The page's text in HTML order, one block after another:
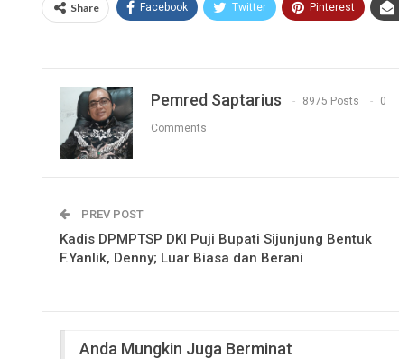
Share Facebook Twitter Pinterest
Pemred Saptarius 8975 Posts 0
Comments
PREV POST
Kadis DPMPTSP DKI Puji Bupati Sijunjung Bentuk
F.Yanlik, Denny; Luar Biasa dan Berani
Anda Mungkin Juga Berminat